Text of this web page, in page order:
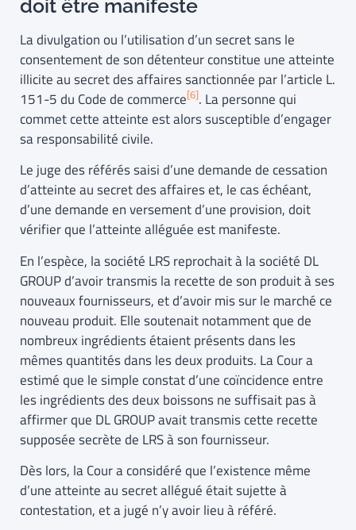
doit être manifeste
La divulgation ou l’utilisation d’un secret sans le
consentement de son détenteur constitue une atteinte
illicite au secret des affaires sanctionnée par l’article L.
151-5 du Code de commerce[6]. La personne qui
commet cette atteinte est alors susceptible d’engager
sa responsabilité civile.
Le juge des référés saisi d’une demande de cessation
d’atteinte au secret des affaires et, le cas échéant,
d’une demande en versement d’une provision, doit
vérifier que l’atteinte alléguée est manifeste.
En l’espèce, la société LRS reprochait à la société DL
GROUP d’avoir transmis la recette de son produit à ses
nouveaux fournisseurs, et d’avoir mis sur le marché ce
nouveau produit. Elle soutenait notamment que de
nombreux ingrédients étaient présents dans les
mêmes quantités dans les deux produits. La Cour a
estimé que le simple constat d’une coïncidence entre
les ingrédients des deux boissons ne suffisait pas à
affirmer que DL GROUP avait transmis cette recette
supposée secrète de LRS à son fournisseur.
Dès lors, la Cour a considéré que l’existence même
d’une atteinte au secret allégué était sujette à
contestation, et a jugé n’y avoir lieu à référé.